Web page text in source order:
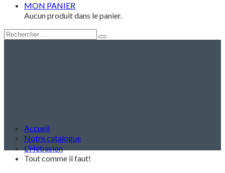
MON PANIER
Aucun produit dans le panier.
Accueil
Notre catalogue
L'Hébasion
Tout comme il faut!